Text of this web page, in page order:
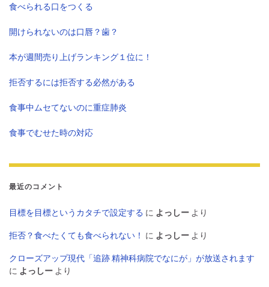
食べられる口をつくる
開けられないのは口唇？歯？
本が週間売り上げランキング１位に！
拒否するには拒否する必然がある
食事中ムセてないのに重症肺炎
食事でむせた時の対応
最近のコメント
目標を目標というカタチで設定する に よっしー より
拒否？食べたくても食べられない！ に よっしー より
クローズアップ現代「追跡 精神科病院でなにが」が放送されます
に よっしー より